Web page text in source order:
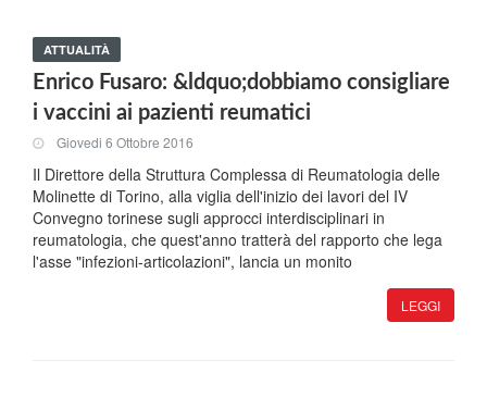
ATTUALITÀ
Enrico Fusaro: &ldquo;dobbiamo consigliare
i vaccini ai pazienti reumatici
Giovedi 6 Ottobre 2016
Il Direttore della Struttura Complessa di Reumatologia delle
Molinette di Torino, alla viglia dell'inizio dei lavori del IV
Convegno torinese sugli approcci interdisciplinari in
reumatologia, che quest'anno tratterà del rapporto che lega
l'asse "infezioni-articolazioni", lancia un monito
LEGGI